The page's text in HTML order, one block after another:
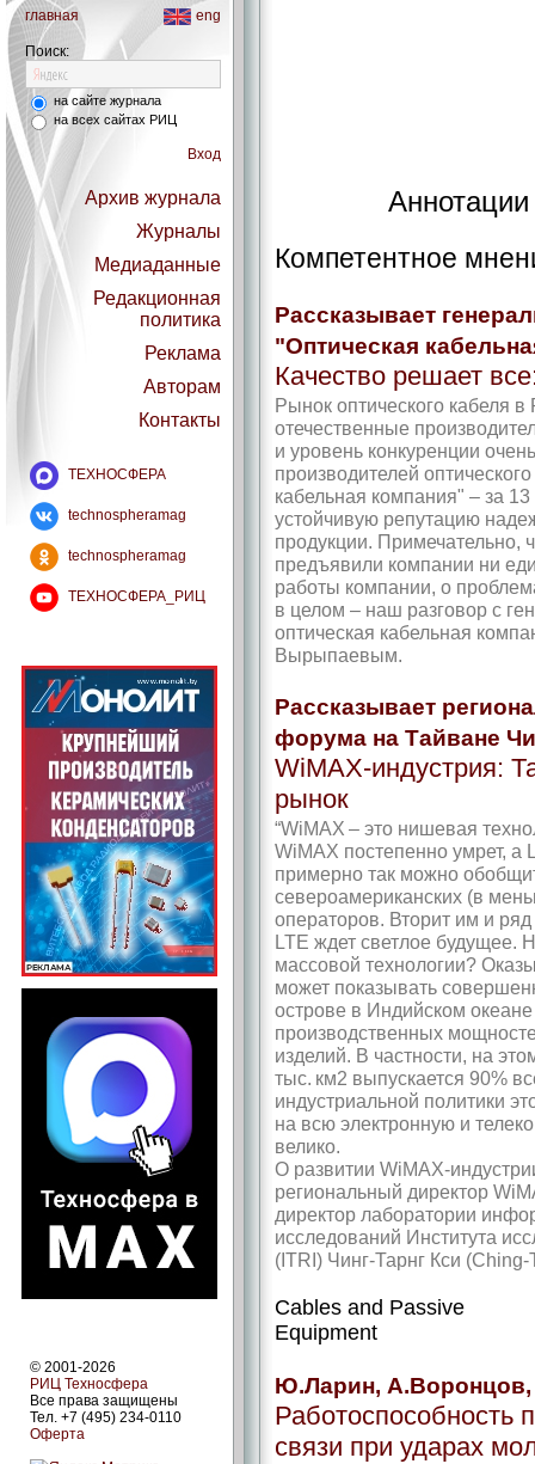
главная eng
Поиск:
на сайте журнала
на всех сайтах РИЦ
Вход
Архив журнала
Журналы
Медиаданные
Редакционная
политика
Реклама
Авторам
Контакты
ТЕХНОСФЕРА
technospheramag
technospheramag
ТЕХНОСФЕРА_РИЦ
© 2001-2026
РИЦ Техносфера
Все права защищены
Тел. +7 (495) 234-0110
Оферта
Компетентное
Рассказывает
"Оптическая
Качество решает
Рынок оптического кабеля
отечественные
и уровень конкуренции
производителей
кабельная компания" – за
устойчивую репутацию
продукции. Примечательно,
предъявили компании ни
работы компании, о
в целом – наш разговор с
оптическая кабельная
Вырыпаевым.
Рассказывает
форума на Тайване
WiMAX-индустрия:
рынок
“WiMAX – это нишевая
WiMAX постепенно умрет, а
примерно так можно
североамериканских (в
операторов. Вторит им и
LTE ждет светлое будущее.
массовой технологии?
может показывать
острове в Индийском
производственных
изделий. В частности, на
тыс. км2 выпускается 90%
индустриальной политики
на всю электронную и
велико.
О развитии WiMAX-
региональный директор
директор лаборатории
исследований Института
(ITRI) Чинг-Тарнг Кси
Cables and Passive
Equipment
Ю.Ларин, А.Воронцов,
Работоспособность
связи при ударах